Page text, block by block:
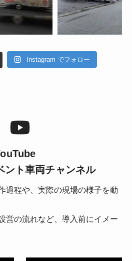
Instagram でフォロー
ント車両チャンネル
過程や、実際の現場の様子を動
営の流れなど、導入前にイメー